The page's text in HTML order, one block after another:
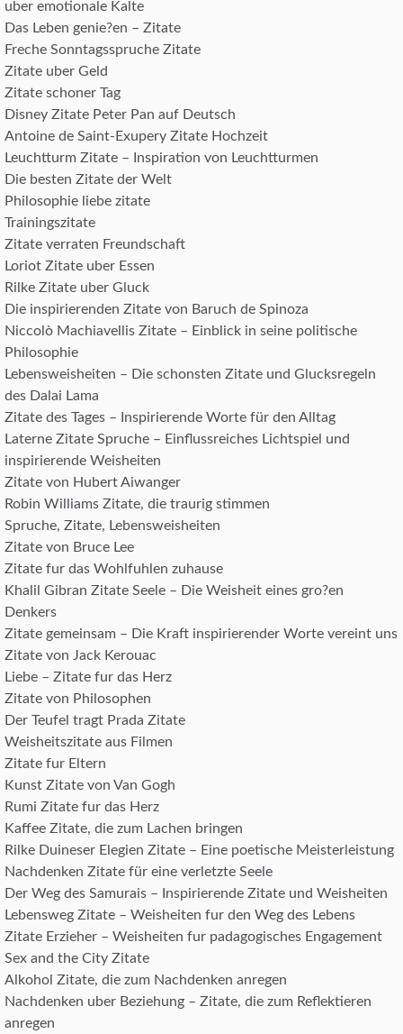
uber emotionale Kalte
Das Leben genie?en – Zitate
Freche Sonntagsspruche Zitate
Zitate uber Geld
Zitate schoner Tag
Disney Zitate Peter Pan auf Deutsch
Antoine de Saint-Exupery Zitate Hochzeit
Leuchtturm Zitate – Inspiration von Leuchtturmen
Die besten Zitate der Welt
Philosophie liebe zitate
Trainingszitate
Zitate verraten Freundschaft
Loriot Zitate uber Essen
Rilke Zitate uber Gluck
Die inspirierenden Zitate von Baruch de Spinoza
Niccolò Machiavellis Zitate – Einblick in seine politische
Philosophie
Lebensweisheiten – Die schonsten Zitate und Glucksregeln
des Dalai Lama
Zitate des Tages – Inspirierende Worte für den Alltag
Laterne Zitate Spruche – Einflussreiches Lichtspiel und
inspirierende Weisheiten
Zitate von Hubert Aiwanger
Robin Williams Zitate, die traurig stimmen
Spruche, Zitate, Lebensweisheiten
Zitate von Bruce Lee
Zitate fur das Wohlfuhlen zuhause
Khalil Gibran Zitate Seele – Die Weisheit eines gro?en
Denkers
Zitate gemeinsam – Die Kraft inspirierender Worte vereint uns
Zitate von Jack Kerouac
Liebe – Zitate fur das Herz
Zitate von Philosophen
Der Teufel tragt Prada Zitate
Weisheitszitate aus Filmen
Zitate fur Eltern
Kunst Zitate von Van Gogh
Rumi Zitate fur das Herz
Kaffee Zitate, die zum Lachen bringen
Rilke Duineser Elegien Zitate – Eine poetische Meisterleistung
Nachdenken Zitate für eine verletzte Seele
Der Weg des Samurais – Inspirierende Zitate und Weisheiten
Lebensweg Zitate – Weisheiten fur den Weg des Lebens
Zitate Erzieher – Weisheiten fur padagogisches Engagement
Sex and the City Zitate
Alkohol Zitate, die zum Nachdenken anregen
Nachdenken uber Beziehung – Zitate, die zum Reflektieren
anregen